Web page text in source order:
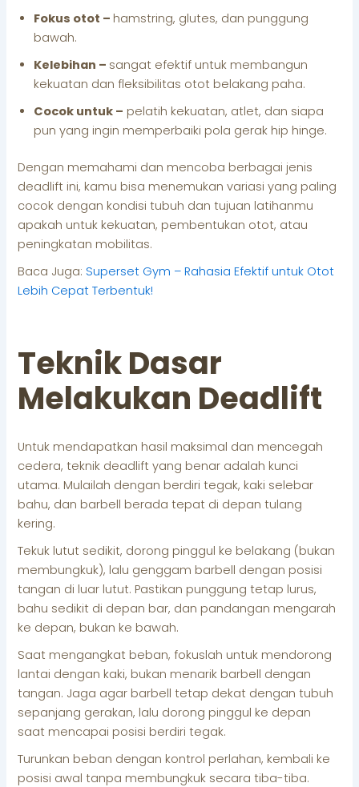
Fokus otot – hamstring, glutes, dan punggung
bawah.
Kelebihan – sangat efektif untuk membangun
kekuatan dan fleksibilitas otot belakang paha.
Cocok untuk – pelatih kekuatan, atlet, dan siapa
pun yang ingin memperbaiki pola gerak hip hinge.
Dengan memahami dan mencoba berbagai jenis
deadlift ini, kamu bisa menemukan variasi yang paling
cocok dengan kondisi tubuh dan tujuan latihanmu
apakah untuk kekuatan, pembentukan otot, atau
peningkatan mobilitas.
Baca Juga: Superset Gym – Rahasia Efektif untuk Otot
Lebih Cepat Terbentuk!
Teknik Dasar
Melakukan Deadlift
Untuk mendapatkan hasil maksimal dan mencegah
cedera, teknik deadlift yang benar adalah kunci
utama. Mulailah dengan berdiri tegak, kaki selebar
bahu, dan barbell berada tepat di depan tulang
kering.
Tekuk lutut sedikit, dorong pinggul ke belakang (bukan
membungkuk), lalu genggam barbell dengan posisi
tangan di luar lutut. Pastikan punggung tetap lurus,
bahu sedikit di depan bar, dan pandangan mengarah
ke depan, bukan ke bawah.
Saat mengangkat beban, fokuslah untuk mendorong
lantai dengan kaki, bukan menarik barbell dengan
tangan. Jaga agar barbell tetap dekat dengan tubuh
sepanjang gerakan, lalu dorong pinggul ke depan
saat mencapai posisi berdiri tegak.
Turunkan beban dengan kontrol perlahan, kembali ke
posisi awal tanpa membungkuk secara tiba-tiba.